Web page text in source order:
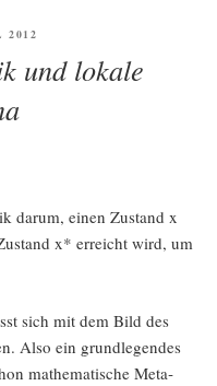
2012
und lokale
dar­um, einen Zustand x
x* erreicht wird, um
sich mit dem Bild des
Also ein grund­le­gen­des
mathe­ma­ti­sche Meta­